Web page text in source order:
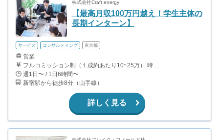
株式会社Craft energy
【最高月収100万円越え！学生主体の
長期インターン】
サービス コンサルティング 東京都
営業
フルコミッション制（１成約あたり10~25万） 時給換算で（2000円〜2500円）程度が目安となります。 月100万を稼ぐ学生多数在籍しています。 ■収入例 〇入社1か月目（早稲田大学2年生） 役職：アポインター 月間1契約×10万円＝10万円 ＋交通費 〇入社3か月目（明治大学2年生） 役職：アポインター 月間2契約×13万円＝26万円 ＋交通費 〇入社6か月目（慶應義塾大学3年生） 役職：アポインター 月間5契約×15万円＝75万円 ＋交通費 〇入社15か月目（東京大学3年生） 役職：クローザー 月間3契約×25万=75万円 ＋交通費 交通費支給あり
週1日〜 / 1日6時間〜
新宿駅から徒歩8分（山手線）
詳しく見る